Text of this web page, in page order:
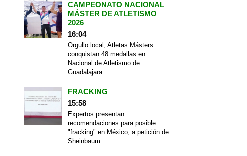
CAMPEONATO NACIONAL
MÁSTER DE ATLETISMO
2026
16:04
Orgullo local; Atletas Másters
conquistan 48 medallas en
Nacional de Atletismo de
Guadalajara
FRACKING
15:58
Expertos presentan
recomendaciones para posible
"fracking" en México, a petición de
Sheinbaum